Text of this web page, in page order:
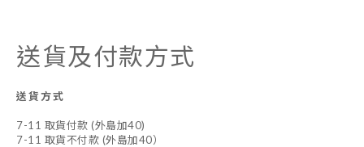
送貨及付款方式
送貨方式
7-11 取貨付款 (外島加40)
7-11 取貨不付款 (外島加40）